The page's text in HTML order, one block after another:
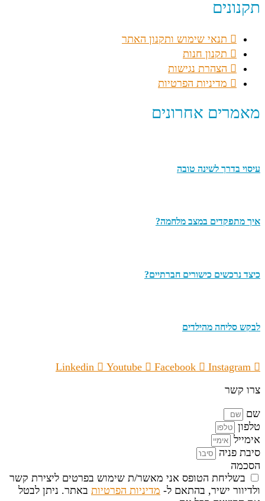
תקנונים
תנאי שימוש ותקנון האתר
תקנון חנות
הצהרת נגישות
מדיניות הפרטיות
מאמרים אחרונים
עיסוי בדרך לשינה טובה
איך מתפקדים במצב מלחמה?
כיצד נרכשים כישורים חברתיים?
לבקש סליחה מהילדים
Linkedin Youtube Facebook
Instagram
צרו קשר
שם
טלפון
אימייל
סיבת פניה
הסכמה
בשליחת הטופס אני מאשר/ת שימוש בפרטים ליצירת קשר
ולדיוור ישיר, בהתאם ל- מדיניות הפרטיות באתר. ניתן לבטל